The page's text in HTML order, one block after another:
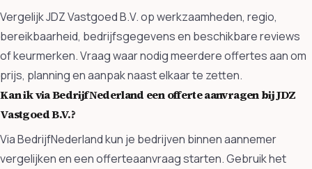
Vergelijk JDZ Vastgoed B.V. op werkzaamheden, regio,
bereikbaarheid, bedrijfsgegevens en beschikbare reviews
of keurmerken. Vraag waar nodig meerdere offertes aan om
prijs, planning en aanpak naast elkaar te zetten.
Kan ik via BedrijfNederland een offerte aanvragen bij JDZ
Vastgoed B.V.?
Via BedrijfNederland kun je bedrijven binnen aannemer
vergelijken en een offerteaanvraag starten. Gebruik het